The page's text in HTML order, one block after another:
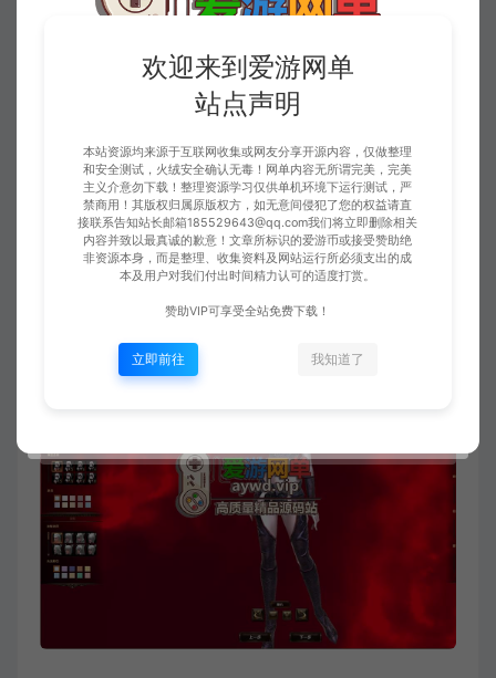
欢迎来到爱游网单
站点声明
本站资源均来源于互联网收集或网友分享开源内容，仅做整理
和安全测试，火绒安全确认无毒！网单内容无所谓完美，完美
主义介意勿下载！整理资源学习仅供单机环境下运行测试，严
禁商用！其版权归属原版权方，如无意间侵犯了您的权益请直
接联系告知站长邮箱185529643@qq.com我们将立即删除相关
内容并致以最真诚的歉意！文章所标识的爱游币或接受赞助绝
非资源本身，而是整理、收集资料及网站运行所必须支出的成
本及用户对我们付出时间精力认可的适度打赏。
赞助VIP可享受全站免费下载！
立即前往 我知道了